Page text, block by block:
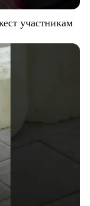
участникам